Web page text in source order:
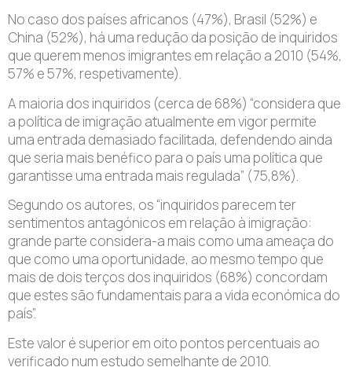
No caso dos países africanos (47%), Brasil (52%) e
China (52%), há uma redução da posição de inquiridos
que querem menos imigrantes em relação a 2010 (54%,
57% e 57%, respetivamente).
A maioria dos inquiridos (cerca de 68%) “considera que
a política de imigração atualmente em vigor permite
uma entrada demasiado facilitada, defendendo ainda
que seria mais benéfico para o país uma política que
garantisse uma entrada mais regulada” (75,8%).
Segundo os autores, os “inquiridos parecem ter
sentimentos antagónicos em relação à imigração:
grande parte considera-a mais como uma ameaça do
que como uma oportunidade, ao mesmo tempo que
mais de dois terços dos inquiridos (68%) concordam
que estes são fundamentais para a vida económica do
país”.
Este valor é superior em oito pontos percentuais ao
verificado num estudo semelhante de 2010.